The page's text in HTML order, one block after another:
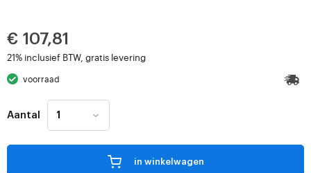
€ 107,81
21% inclusief BTW, gratis levering
voorraad
Aantal
in winkelwagen